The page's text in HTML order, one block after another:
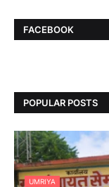
FACEBOOK
POPULAR POSTS
UMRIYA